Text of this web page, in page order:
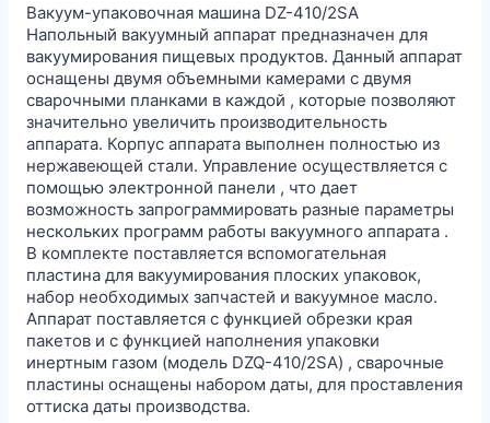
Вакуум-упаковочная машина DZ-410/2SA
Напольный вакуумный аппарат предназначен для
вакуумирования пищевых продуктов. Данный аппарат
оснащены двумя объемными камерами с двумя
сварочными планками в каждой , которые позволяют
значительно увеличить производительность
аппарата. Корпус аппарата выполнен полностью из
нержавеющей стали. Управление осуществляется с
помощью электронной панели , что дает
возможность запрограммировать разные параметры
нескольких программ работы вакуумного аппарата .
В комплекте поставляется вспомогательная
пластина для вакуумирования плоских упаковок,
набор необходимых запчастей и вакуумное масло.
Аппарат поставляется с функцией обрезки края
пакетов и с функцией наполнения упаковки
инертным газом (модель DZQ-410/2SA) , сварочные
пластины оснащены набором даты, для проставления
оттиска даты производства.